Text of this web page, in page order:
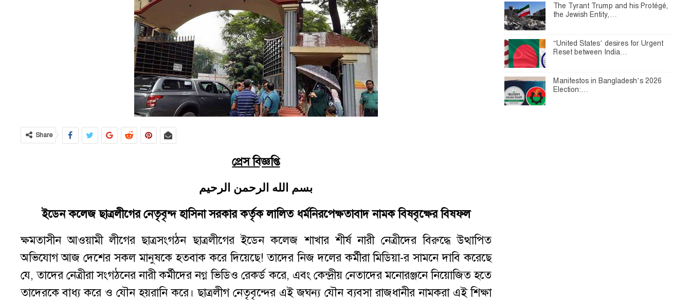
Share
প্রেস বিজ্ঞপ্তি
بسم الله الرحمن الرحيم
ইডেন কলেজ ছাত্রলীগের নেতৃবৃন্দ হাসিনা সরকার কর্তৃক লালিত ধর্মনিরপেক্ষতাবাদ নামক বিষবৃক্ষের বিষফল
ক্ষমতাসীন আওয়ামী লীগের ছাত্রসংগঠন ছাত্রলীগের ইডেন কলেজ শাখার শীর্ষ নারী নেত্রীদের বিরুদ্ধে উত্থাপিত
অভিযোগ আজ দেশের সকল মানুষকে হতবাক করে দিয়েছে! তাদের নিজ দলের কর্মীরা মিডিয়া-র সামনে দাবি করেছে
যে, তাদের নেত্রীরা সংগঠনের নারী কর্মীদের নগ্ন ভিডিও রেকর্ড করে, এবং কেন্দ্রীয় নেতাদের মনোরঞ্জনে নিয়োজিত হতে
তাদেরকে বাধ্য করে ও যৌন হয়রানি করে। ছাত্রলীগ নেতৃবৃন্দের এই জঘন্য যৌন ব্যবসা রাজধানীর নামকরা এই শিক্ষা
The Tyrant Trump and his Protégé,
the Jewish Entity,…
“United States’ desires for Urgent
Reset between India…
Manifestos in Bangladesh’s 2026
Election:…